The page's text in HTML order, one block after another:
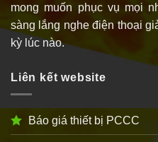
mong muốn phục vụ mọi
sàng lắng nghe điện thoại
kỳ lúc nào.
Liên kết website
Báo giá thiết bị PCCC